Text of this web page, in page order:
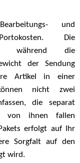
und
Die
während die
der Sendung
Artikel in einer
nicht zwei
die separat
von ihnen fallen
erfolgt auf Ihr
Sorgfalt auf den
wird.